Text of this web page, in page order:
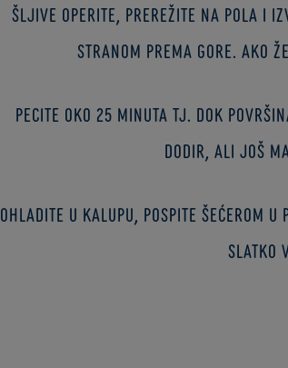
Šljive operite, prerežite na pola i
stranom prema gore. Ako
Pecite oko 25 minuta tj. dok
dodir, ali još
Ohladite u kalupu, pospite šećerom
slatko